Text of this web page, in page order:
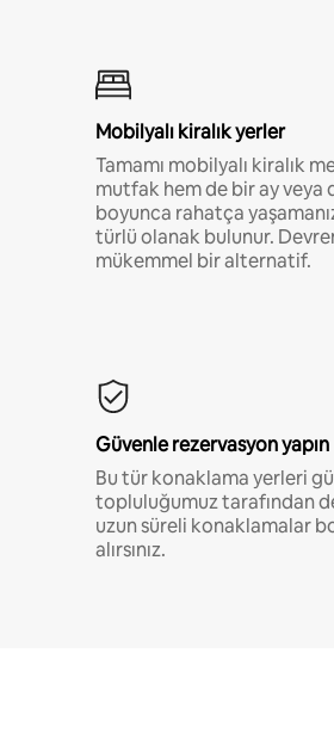
Mobilyalı kiralık yerler
Tamamı mobilyalı kiralık
mutfak hem de bir ay veya
boyunca rahatça
türlü olanak bulunur.
mükemmel bir alternatif.
Güvenle rezervasyon yapın
Bu tür konaklama yerleri
topluluğumuz tarafından
uzun süreli konaklamalar
alırsınız.